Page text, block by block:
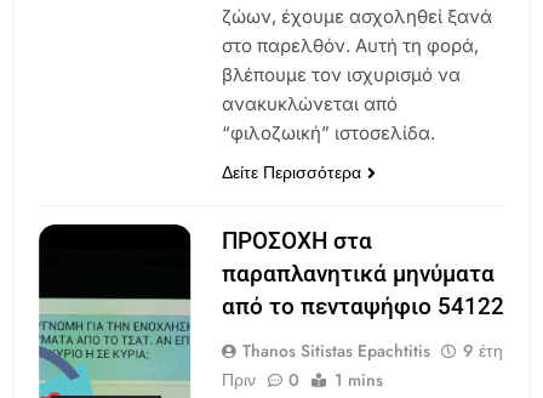
ζώων, έχουμε ασχοληθεί ξανά
στο παρελθόν. Αυτή τη φορά,
βλέπουμε τον ισχυρισμό να
ανακυκλώνεται από
“φιλοζωική” ιστοσελίδα.
Δείτε Περισσότερα
ΠΡΟΣΟΧΗ στα
παραπλανητικά μηνύματα
από το πενταψήφιο 54122
Thanos Sitistas Epachtitis
9 έτη
Πριν
0 1 mins